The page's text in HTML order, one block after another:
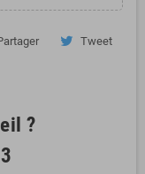
Tweet
?